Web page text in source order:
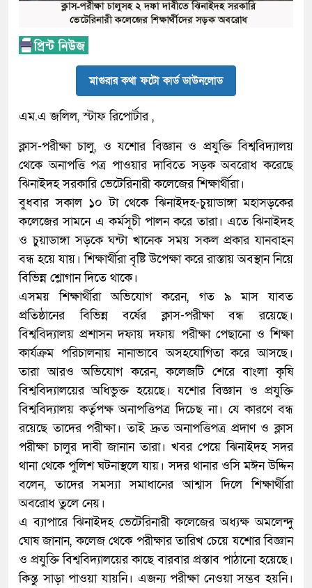
মাগুরার কথা ফটো কার্ড ডাউনলোড
এম.এ জলিল, স্টাফ রিপোর্টার ,
ক্লাস-পরীক্ষা চালু, ও যশোর বিজ্ঞান ও প্রযুক্তি বিশ্ববিদ্যালয়
থেকে অনাপত্তি পত্র পাওয়ার দাবিতে সড়ক অবরোধ করেছে
ঝিনাইদহ সরকারি ভেটেরিনারী কলেজের শিক্ষার্থীরা।
বুধবার সকাল ১০ টা থেকে ঝিনাইদহ-চুয়াডাঙ্গা মহাসড়কের
কলেজের সামনে এ কর্মসূচী পালন করে তারা। এতে ঝিনাইদহ
ও চুয়াডাঙ্গা সড়কে ঘন্টা খানেক সময় সকল প্রকার যানবাহন
বন্ধ হয়ে যায়। শিক্ষার্থীরা বৃষ্টি উপেক্ষা করে রাস্তায় অবস্থান নিয়ে
বিভিন্ন শ্লোগান দিতে থাকে।
এসময় শিক্ষার্থীরা অভিযোগ করেন, গত ৯ মাস যাবত
প্রতিষ্ঠানের বিভিন্ন বর্ষের ক্লাস-পরীক্ষা বন্ধ রয়েছে।
বিশ্ববিদ্যালয় প্রশাসন দফায় দফায় পরীক্ষা পেছানো ও শিক্ষা
কার্যক্রম পরিচালনায় নানাভাবে অসহযোগিতা করে আসছে।
তারা আরও অভিযোগ করেন, কলেজটি শেরে বাংলা কৃষি
বিশ্ববিদ্যালয়ের অধিভুক্ত হয়েছে। যশোর বিজ্ঞান ও প্রযুক্তি
বিশ্ববিদ্যালয় কর্তৃপক্ষ অনাপত্তিপত্র দিচেছ না। যে কারণে বন্ধ
রয়েছে তাদের পরীক্ষা। তাই দ্রুত অনাপত্তিপত্র প্রদাণ ও ক্লাস
পরীক্ষা চালুর দাবী জানান তারা। খবর পেয়ে ঝিনাইদহ সদর
থানা থেকে পুলিশ ঘটনাস্থলে যায়। সদর থানার ওসি মঈন উদ্দিন
বলেন, তাদের সমস্যা সমাধানের আশ্বাস দিলে শিক্ষার্থীরা
অবরোধ তুলে নেয়।
এ ব্যাপারে ঝিনাইদহ ভেটেরিনারী কলেজের অধ্যক্ষ অমলেন্দু
ঘোষ জানান, কলেজ থেকে পরীক্ষার তারিখ চেয়ে যশোর বিজ্ঞান
ও প্রযুক্তি বিশ্ববিদ্যালয়ের কাছে বারবার প্রস্তাব পাঠানো হয়েছে।
কিন্তু সাড়া পাওয়া যায়নি। এজন্য পরীক্ষা নেওয়া সম্ভব হয়নি।